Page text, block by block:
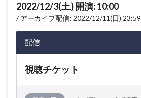
2022/12/3(土) 開演: 10:00
アーカイブ配信: 2022/12/11(日) 23:59
配信
視聴チケット